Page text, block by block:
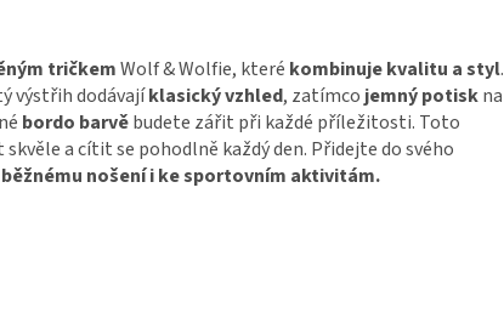
tričkemWolf & Wolfie, které kombinuje kvalitu a styl.
výstřih dodávajíklasický vzhled, zatímco jemný potiskna
bordo barvěbudete zářit při každé příležitosti. Toto
a cítit se pohodlně každý den. Přidejte do svého
nošení i ke sportovním aktivitám.